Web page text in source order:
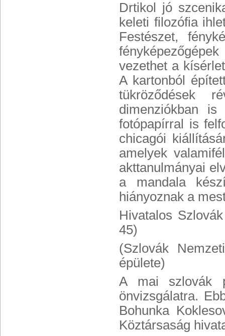
Drtikol jó
keleti filozófia
Festészet,
vezethet a
A kartonból
tükröződések
dimenziókban
fotópapírral is
chicagói
amelyek
akttanulmányai
a mandala
hiányoznak a
Hivatalos
45)
(Szlovák
épülete)
A mai szlovák
önvizsgálatra.
Bohunka
Köztársaság